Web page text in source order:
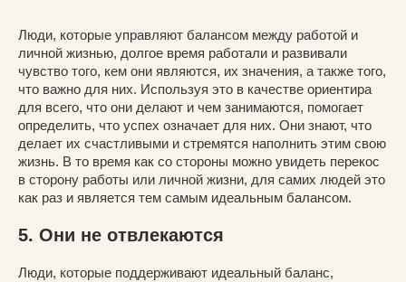
Люди, которые управляют балансом между работой и
личной жизнью, долгое время работали и развивали
чувство того, кем они являются, их значения, а также того,
что важно для них. Используя это в качестве ориентира
для всего, что они делают и чем занимаются, помогает
определить, что успех означает для них. Они знают, что
делает их счастливыми и стремятся наполнить этим свою
жизнь. В то время как со стороны можно увидеть перекос
в сторону работы или личной жизни, для самих людей это
как раз и является тем самым идеальным балансом.
5. Они не отвлекаются
Люди, которые поддерживают идеальный баланс,